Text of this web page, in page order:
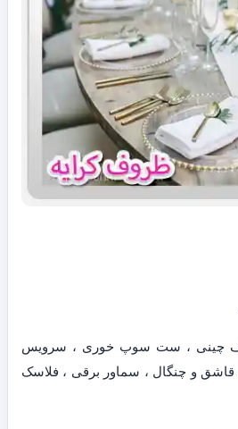
چینی ، ست سوپ خوری ، سرویس
و چنگال ، سماور برقی ، فلاسک